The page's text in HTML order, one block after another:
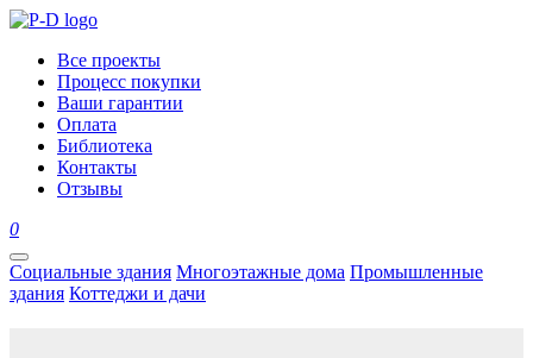
Все проекты
Процесс покупки
Ваши гарантии
Оплата
Библиотека
Контакты
Отзывы
0
Социальные здания Многоэтажные дома Промышленные
здания Коттеджи и дачи